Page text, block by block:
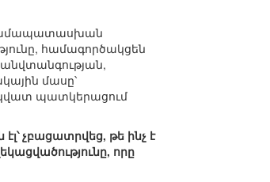
համապատասխան
համագործակցեն
մասը՝
պատկերացում
չբացատրվեց, թե ինչ է
որը